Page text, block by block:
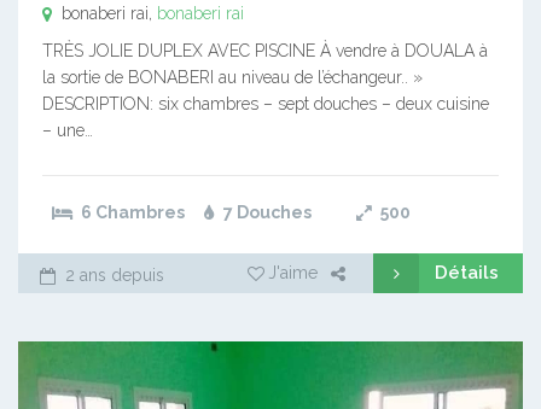
bonaberi rai,
bonaberi rai
TRÈS JOLIE DUPLEX AVEC PISCINE À vendre à DOUALA à
la sortie de BONABERI au niveau de l’échangeur.. »
DESCRIPTION: six chambres – sept douches – deux cuisine
– une…
6 Chambres 7 Douches 500
2 ans depuis J'aime Détails